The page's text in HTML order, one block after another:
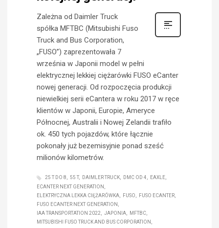
Zależna od Daimler Truck
spółka MFTBC (Mitsubishi Fuso
Truck and Bus Corporation,
„FUSO”) zaprezentowała 7
września w Japonii model w pełni
elektrycznej lekkiej ciężarówki FUSO eCanter
nowej generacji. Od rozpoczęcia produkcji
niewielkiej serii eCantera w roku 2017 w ręce
klientów w Japonii, Europie, Ameryce
Północnej, Australii i Nowej Zelandii trafiło
ok. 450 tych pojazdów, które łącznie
pokonały już bezemisyjnie ponad sześć
milionów kilometrów.
25 T DO 8 55 T DAIMLER TRUCK DMC OD 4
EAXLE
ECANTER NEXT GENERATION
ELEKTRYCZNA LEKKA CIĘŻARÓWKA
FUSO
FUSO ECANTER
FUSO ECANTER NEXT GENERATION
IAA TRANSPORTATION 2022
JAPONIA
MFTBC
MITSUBISHI FUSO TRUCK AND BUS CORPORATION